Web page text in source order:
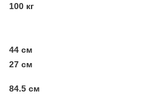
100 кг
44 см
27 см
84.5 см